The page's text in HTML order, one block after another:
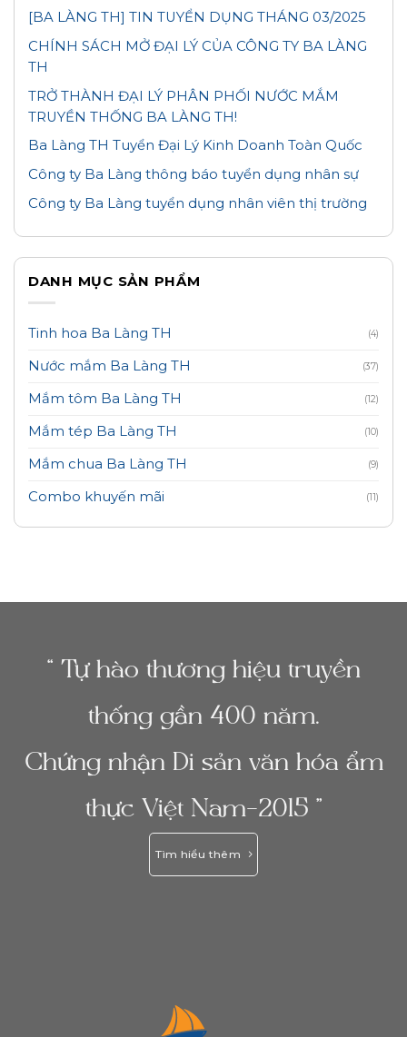
[BA LÀNG TH] TIN TUYỂN DỤNG THÁNG 03/2025
CHÍNH SÁCH MỞ ĐẠI LÝ CỦA CÔNG TY BA LÀNG
TH
TRỞ THÀNH ĐẠI LÝ PHÂN PHỐI NƯỚC MẮM
TRUYỀN THỐNG BA LÀNG TH!
Ba Làng TH Tuyển Đại Lý Kinh Doanh Toàn Quốc
Công ty Ba Làng thông báo tuyển dụng nhân sự
Công ty Ba Làng tuyển dụng nhân viên thị trường
DANH MỤC SẢN PHẨM
Tinh hoa Ba Làng TH (4)
Nước mắm Ba Làng TH (37)
Mắm tôm Ba Làng TH (12)
Mắm tép Ba Làng TH (10)
Mắm chua Ba Làng TH (9)
Combo khuyến mãi (11)
“ Tự hào thương hiệu truyền
thống gần 400 năm.
Chứng nhận Di sản văn hóa ẩm
thực Việt Nam-2015 ”
Tìm hiểu thêm